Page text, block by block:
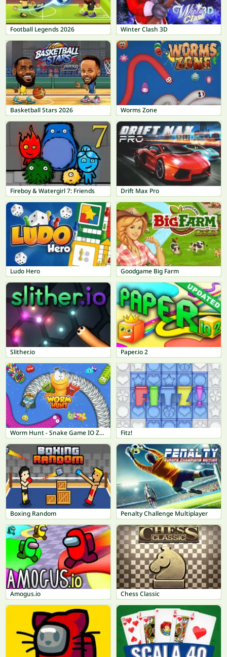
Football Legends 2026 Winter Clash 3D
Basketball Stars 2026 Worms Zone
Fireboy & Watergirl 7: Friends Drift Max Pro
Ludo Hero Goodgame Big Farm
Slither.io Paper.io 2
Worm Hunt - Snake Game IO Zone Fitz!
Boxing Random Penalty Challenge Multiplayer
Amogus.io Chess Classic